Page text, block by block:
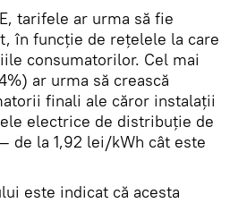
tarifele ar urma să fie
în funcție de rețelele la care
consumatorilor. Cel mai
ar urma să crească
finali ale căror instalații
electrice de distribuție de
de la 1,92 lei/kWh cât este
este indicat că acesta